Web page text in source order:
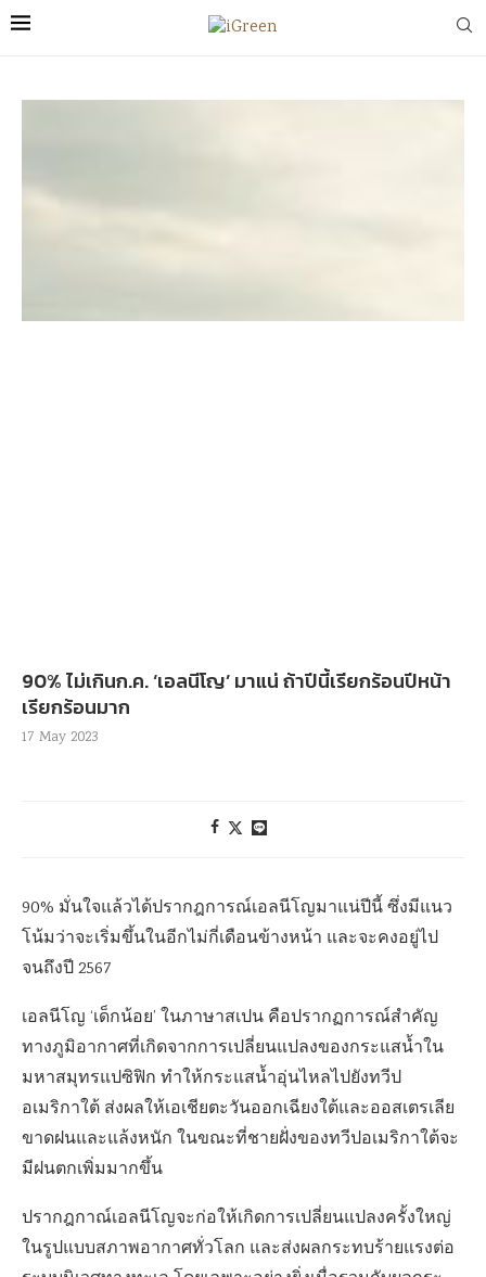
90% ไม่เกินก.ค. ‘เอลนีโญ’ มาแน่ ถ้าปีนี้เรียกร้อนปีหน้า
เรียกร้อนมาก
17 May 2023
90% มั่นใจแล้วได้ปรากฎการณ์เอลนีโญมาแน่ปีนี้ซึ่งมีแนว
โน้มว่าจะเริ่มขึ้นในอีกไม่กี่เดือนข้างหน้า และจะคงอยู่ไป
จนถึงปี2567
เอลนีโญ ‘เด็กน้อย’ ในภาษาสเปน คือปรากฏการณ์สำคัญ
ทางภูมิอากาศที่เกิดจากการเปลี่ยนแปลงของกระแสน้ำใน
มหาสมุทรแปซิฟิก ทำให้กระแสน้ำอุ่นไหลไปยังทวีป
อเมริกาใต้ ส่งผลให้เอเชียตะวันออกเฉียงใต้และออสเตรเลีย
ขาดฝนและแล้งหนัก ในขณะที่ชายฝั่งของทวีปอเมริกาใต้จะ
มีฝนตกเพิ่มมากขึ้น
ปรากฎกาณ์เอลนีโญจะก่อให้เกิดการเปลี่ยนแปลงครั้งใหญ่
ในรูปแบบสภาพอากาศทั่วโลก และส่งผลกระทบร้ายแรงต่อ